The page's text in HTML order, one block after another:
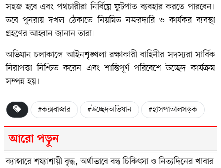
সহজ হবে এবং পথচারীরা নির্বিঘ্নে ফুটপাত ব্যবহার করতে পারবেন।
তবে পুনরায় দখল ঠেকাতে নিয়মিত নজরদারি ও কার্যকর ব্যবস্থা
গ্রহণের আহ্বান জানান তারা।
অভিযান চলাকালে আইনশৃঙ্খলা রক্ষাকারী বাহিনীর সদস্যরা সার্বিক
নিরাপত্তা নিশ্চিত করেন এবং শান্তিপূর্ণ পরিবেশে উচ্ছেদ কার্যক্রম
সম্পন্ন হয়।
#কক্সবাজার #উচ্ছেদঅভিযান #হাসপাতালসড়ক
আরো পড়ুন
ক্যান্সারে শয্যাশায়ী বৃদ্ধ, অর্থাভাবে বন্ধ চিকিৎসা ও নিত্যদিনের খাবার